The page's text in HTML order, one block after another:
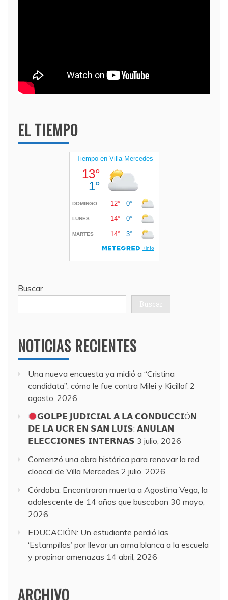
EL TIEMPO
Buscar
Buscar
NOTICIAS RECIENTES
Una nueva encuesta ya midió a “Cristina
candidata”: cómo le fue contra Milei y Kicillof 2
agosto, 2026
𝗚𝗢𝗟𝗣𝗘 𝗝𝗨𝗗𝗜𝗖𝗜𝗔𝗟 𝗔 𝗟𝗔 𝗖𝗢𝗡𝗗𝗨𝗖𝗖𝗜Ó𝗡
𝗗𝗘 𝗟𝗔 𝗨𝗖𝗥 𝗘𝗡 𝗦𝗔𝗡 𝗟𝗨𝗜𝗦: 𝗔𝗡𝗨𝗟𝗔𝗡
𝗘𝗟𝗘𝗖𝗖𝗜𝗢𝗡𝗘𝗦 𝗜𝗡𝗧𝗘𝗥𝗡𝗔𝗦 3 julio, 2026
Comenzó una obra histórica para renovar la red
cloacal de Villa Mercedes 2 julio, 2026
Córdoba: Encontraron muerta a Agostina Vega, la
adolescente de 14 años que buscaban 30 mayo,
2026
EDUCACIÓN: Un estudiante perdió las
‘Estampillas’ por llevar un arma blanca a la escuela
y propinar amenazas 14 abril, 2026
ARCHIVO